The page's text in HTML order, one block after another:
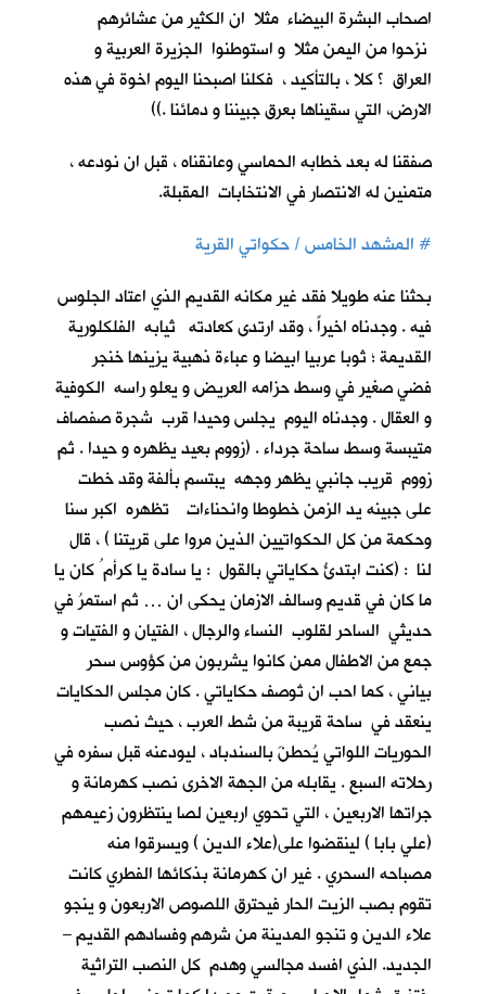
اصحاب البشرة البيضاء مثلا ان الكثير من عشائرهم
نزحوا من اليمن مثلا و استوطنوا الجزيرة العربية و
العراق ؟ كلا ، بالتأكيد ، فكلنا اصبحنا اليوم اخوة في هذه
الارض، التي سقيناها بعرق جبيننا و دمائنا .))
صفقنا له بعد خطابه الحماسي وعانقناه ، قبل ان نودعه ،
متمنين له الانتصار في الانتخابات المقبلة.
#المشهد الخامس / حكواتي القرية
بحثنا عنه طويلا فقد غير مكانه القديم الذي اعتاد الجلوس
فيه . وجدناه اخيراً ، وقد ارتدى كعادته ثيابه الفلكلورية
القديمة ؛ ثوبا عربيا ابيضا و عباءة ذهبية يزينها خنجر
فضي صغير في وسط حزامه العريض و يعلو راسه الكوفية
و العقال . وجدناه اليوم يجلس وحيدا قرب شجرة صفصاف
متيبسة وسط ساحة جرداء . (زووم بعيد يظهره و حيدا . ثم
زووم قريب جانبي يظهر وجهه يبتسم بألفة وقد خطت
على جبينه يد الزمن خطوطا وانحناءات تظهره اكبر سنا
وحكمة من كل الحكواتيين الذين مروا على قريتنا ) ، قال
لنا : (كنت ابتدئُ حكاياتي بالقول : يا سادة يا كرأم ُ كان يا
ما كان في قديم وسالف الازمان يحكى ان … ثم استمرُ في
حديثي الساحر لقلوب النساء والرجال ، الفتيان و الفتيات و
جمع من الاطفال ممن كانوا يشربون من كؤوس سحر
بياني ، كما احب ان تُوصف حكاياتي . كان مجلس الحكايات
ينعقد في ساحة قريبة من شط العرب ، حيث نصب
الحوريات اللواتي يُحطنَ بالسندباد ، ليودعنه قبل سفره في
رحلاته السبع . يقابله من الجهة الاخرى نصب كهرمانة و
جراتها الاربعين ، التي تحوي اربعين لصا ينتظرون زعيمهم
(علي بابا ) لينقضوا على(علاء الدين ) ويسرقوا منه
مصباحه السحري . غير ان كهرمانة بذكائها الفطري كانت
تقوم بصب الزيت الحار فيحترق اللصوص الاربعون و ينجو
علاء الدين و تنجو المدينة من شرهم وفسادهم القديم –
الجديد. الذي افسد مجالسي وهدم كل النصب التراثية